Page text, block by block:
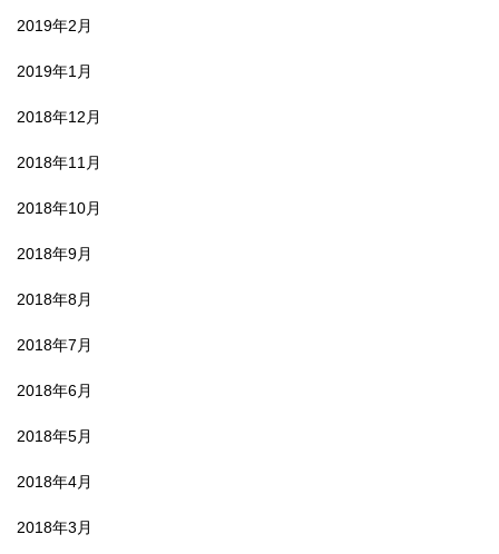
2019年2月
2019年1月
2018年12月
2018年11月
2018年10月
2018年9月
2018年8月
2018年7月
2018年6月
2018年5月
2018年4月
2018年3月